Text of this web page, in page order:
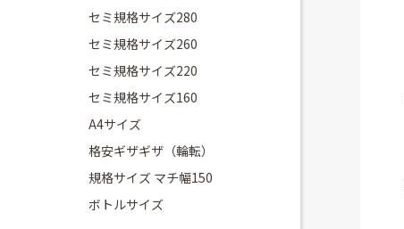
セミ規格サイズ280
セミ規格サイズ260
セミ規格サイズ220
セミ規格サイズ160
A4サイズ
格安ギザギザ（輪転）
規格サイズ マチ幅150
ボトルサイズ